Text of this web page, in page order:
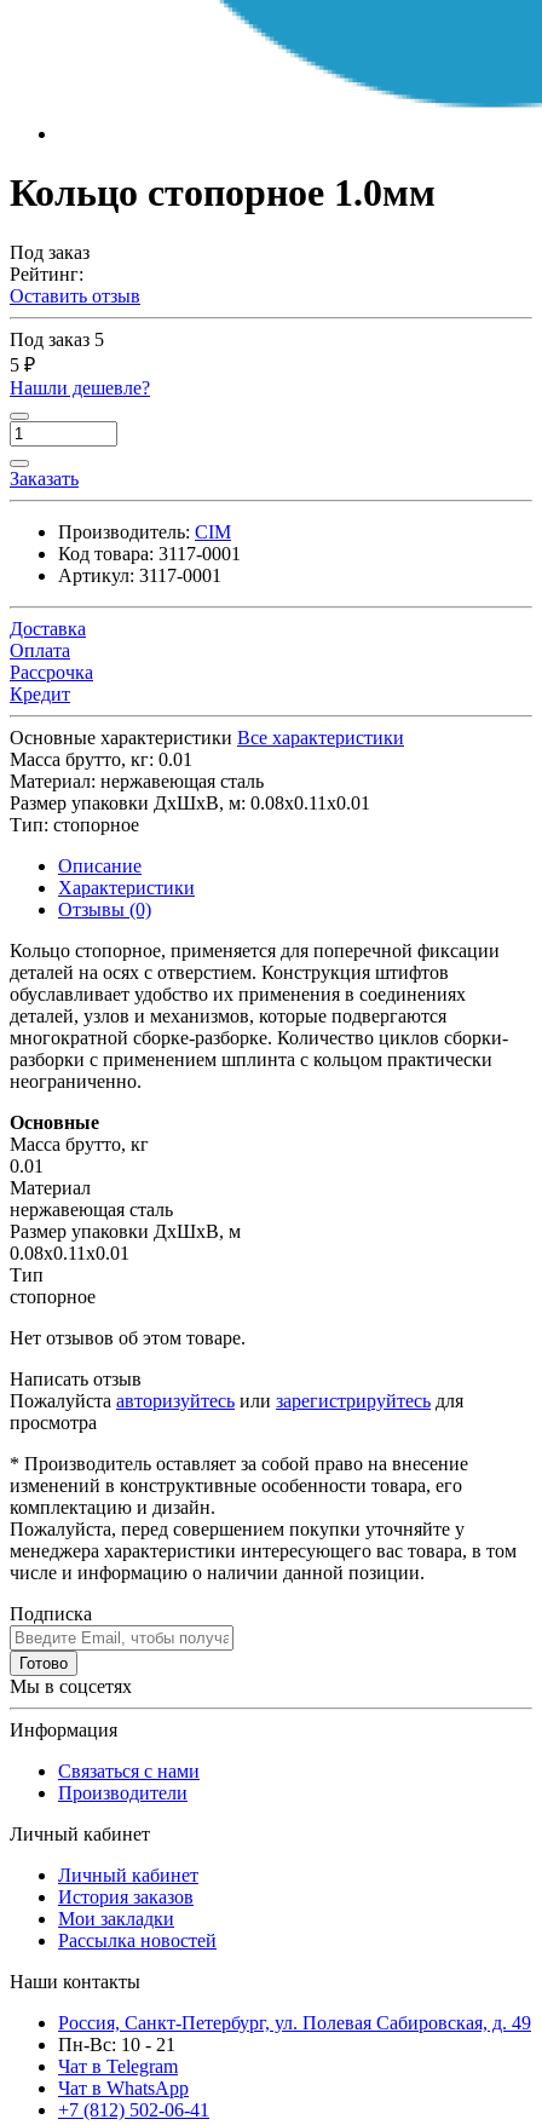
Кольцо стопорное 1.0мм
Под заказ
Рейтинг:
Оставить отзыв
Под заказ 5
5 ₽
Нашли дешевле?
Заказать
Производитель: CIM
Код товара: 3117-0001
Артикул: 3117-0001
Доставка
Оплата
Рассрочка
Кредит
Основные характеристики Все характеристики
Масса брутто, кг: 0.01
Материал: нержавеющая сталь
Размер упаковки ДхШхВ, м: 0.08x0.11x0.01
Тип: стопорное
Описание
Характеристики
Отзывы (0)
Кольцо стопорное, применяется для поперечной фиксации
деталей на осях с отверстием. Конструкция штифтов
обуславливает удобство их применения в соединениях
деталей, узлов и механизмов, которые подвергаются
многократной сборке-разборке. Количество циклов сборки-
разборки с применением шплинта с кольцом практически
неограниченно.
Основные
Масса брутто, кг
0.01
Материал
нержавеющая сталь
Размер упаковки ДхШхВ, м
0.08x0.11x0.01
Тип
стопорное
Нет отзывов об этом товаре.
Написать отзыв
Пожалуйста авторизуйтесь или зарегистрируйтесь для
просмотра
* Производитель оставляет за собой право на внесение
изменений в конструктивные особенности товара, его
комплектацию и дизайн.
Пожалуйста, перед совершением покупки уточняйте у
менеджера характеристики интересующего вас товара, в том
числе и информацию о наличии данной позиции.
Подписка
Готово
Мы в соцсетях
Информация
Связаться с нами
Производители
Личный кабинет
Личный кабинет
История заказов
Мои закладки
Рассылка новостей
Наши контакты
Россия, Санкт-Петербург, ул. Полевая Сабировская, д. 49
Пн-Вс: 10 - 21
Чат в Telegram
Чат в WhatsApp
+7 (812) 502-06-41